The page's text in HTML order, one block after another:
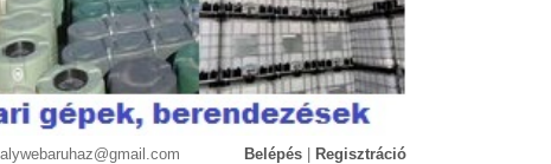
Belépés Regisztráció